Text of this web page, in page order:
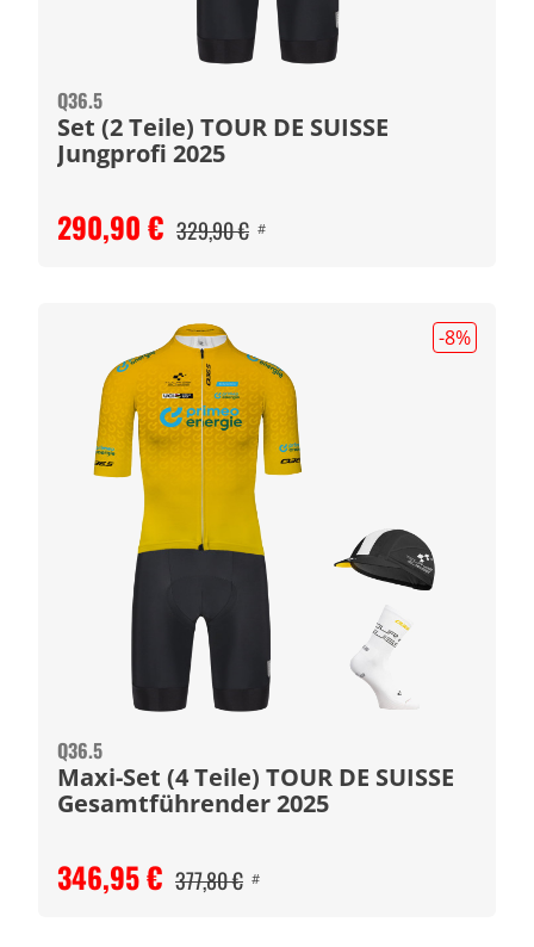
Q36.5
Set (2 Teile) TOUR DE SUISSE
Jungprofi 2025
290,90 € 329,90 € #
-8%
Q36.5
Maxi-Set (4 Teile) TOUR DE SUISSE
Gesamtführender 2025
346,95 € 377,80 € #